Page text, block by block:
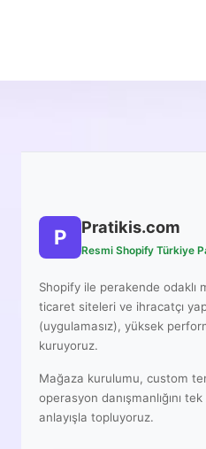
P Pratikis.com
Resmi Shopify Türkiye
Shopify ile perakende odaklı
ticaret siteleri ve ihracatçı
(uygulamasız), yüksek
kuruyoruz.
Mağaza kurulumu, custom
operasyon danışmanlığını
anlayışla topluyoruz.